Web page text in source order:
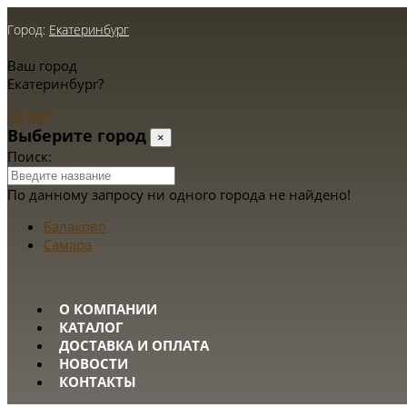
Город: Екатеринбург
Ваш город
Екатеринбург?
Да Нет
Выберите город ×
Поиск:
По данному запросу ни одного города не найдено!
Балаково
Самара
О КОМПАНИИ
КАТАЛОГ
ДОСТАВКА И ОПЛАТА
НОВОСТИ
КОНТАКТЫ